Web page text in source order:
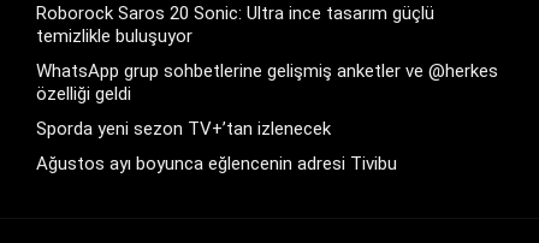
Roborock Saros 20 Sonic: Ultra ince tasarım güçlü
temizlikle buluşuyor
WhatsApp grup sohbetlerine gelişmiş anketler ve @herkes
özelliği geldi
Sporda yeni sezon TV+’tan izlenecek
Ağustos ayı boyunca eğlencenin adresi Tivibu